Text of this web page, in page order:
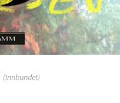
(Innbundet)